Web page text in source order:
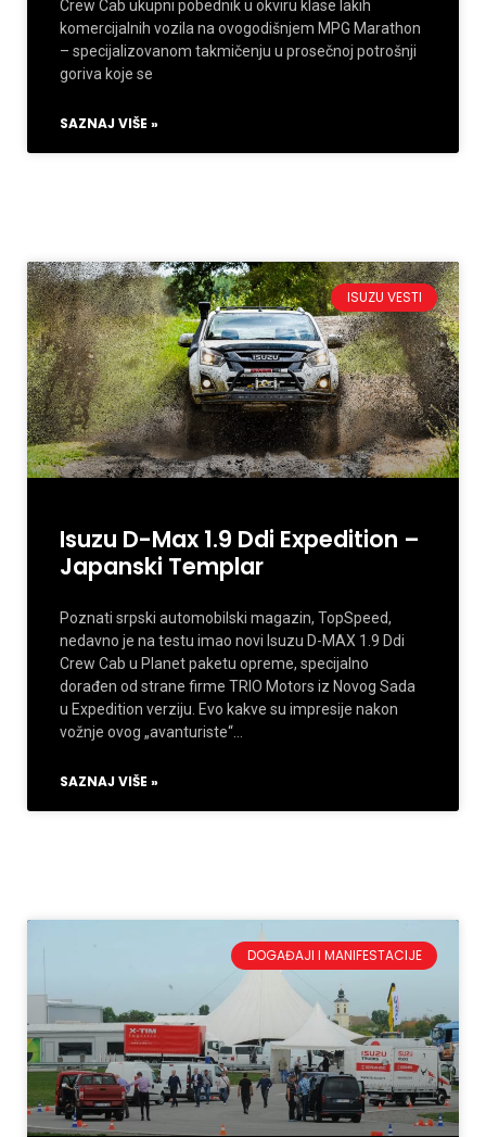
Crew Cab ukupni pobednik u okviru klase lakih
komercijalnih vozila na ovogodišnjem MPG Marathon
– specijalizovanom takmičenju u prosečnoj potrošnji
goriva koje se
SAZNAJ VIŠE »
ISUZU VESTI
Isuzu D-Max 1.9 Ddi Expedition –
Japanski Templar
Poznati srpski automobilski magazin, TopSpeed,
nedavno je na testu imao novi Isuzu D-MAX 1.9 Ddi
Crew Cab u Planet paketu opreme, specijalno
dorađen od strane firme TRIO Motors iz Novog Sada
u Expedition verziju. Evo kakve su impresije nakon
vožnje ovog „avanturiste“…
SAZNAJ VIŠE »
DOGAĐAJI I MANIFESTACIJE